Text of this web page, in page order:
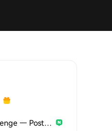
HTX Creation Challenge — Post and Win 1,500U